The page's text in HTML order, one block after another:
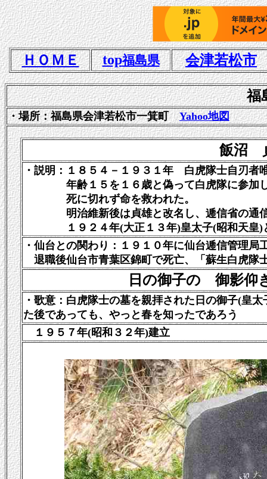
ＨＯＭＥ top福島県 会津若松市
福
・場所：福島県会津若松市一箕町Yahoo地図
飯沼
・説明：１８５４－１９３１年 白虎隊士自刃者
年齢１５を１６歳と偽って白虎隊に参加し
死に切れず命を救われた。
明治維新後は貞雄と改名し、逓信省の通信
１９２４年(大正１３年)皇太子(昭和天皇)と
・仙台との関わり：１９１０年に仙台逓信管理
退職後仙台市青葉区錦町で死亡、「蘇生白虎隊
日の御子の 御影
・歌意： 白虎隊士の墓を親拝された日の御子(皇太
た後であっても、やっと春を知ったであろう
１９５７年(昭和３２年)建立